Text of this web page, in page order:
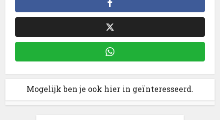
Mogelijk ben je ook hier in geïnteresseerd.